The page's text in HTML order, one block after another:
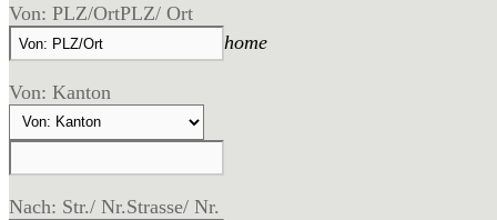
Von: PLZ/OrtPLZ/ Ort
home
Von: Kanton
Nach: Str./ Nr.Strasse/ Nr.